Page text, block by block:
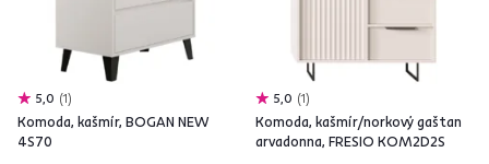
5,0 1
Komoda, kašmír, BOGAN NEW
4S70
5,0 1
Komoda, kašmír/norkový gaštan
arvadonna, FRESIO KOM2D2S